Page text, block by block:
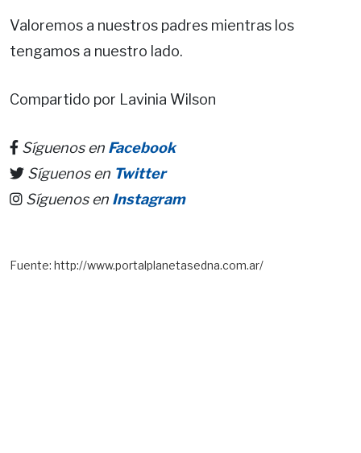
Valoremos a nuestros padres mientras los
tengamos a nuestro lado.
Compartido por Lavinia Wilson
Síguenos en Facebook
Síguenos en Twitter
Síguenos en Instagram
Fuente: http://www.portalplanetasedna.com.ar/